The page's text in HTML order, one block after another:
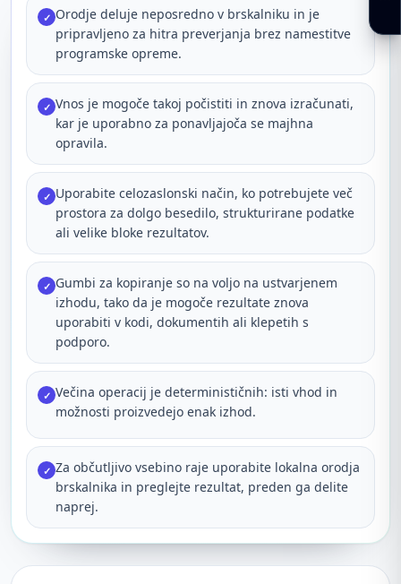
✓ Orodje deluje neposredno v brskalniku in je
pripravljeno za hitra preverjanja brez namestitve
programske opreme.
✓ Vnos je mogoče takoj počistiti in znova izračunati,
kar je uporabno za ponavljajoča se majhna
opravila.
✓ Uporabite celozaslonski način, ko potrebujete več
prostora za dolgo besedilo, strukturirane podatke
ali velike bloke rezultatov.
✓ Gumbi za kopiranje so na voljo na ustvarjenem
izhodu, tako da je mogoče rezultate znova
uporabiti v kodi, dokumentih ali klepetih s
podporo.
✓ Večina operacij je determinističnih: isti vhod in
možnosti proizvedejo enak izhod.
✓ Za občutljivo vsebino raje uporabite lokalna orodja
brskalnika in preglejte rezultat, preden ga delite
naprej.